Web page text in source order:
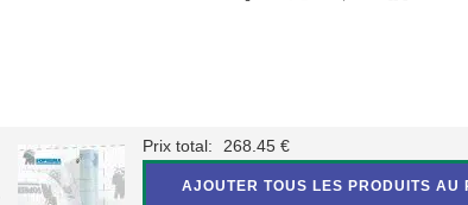
Prix total: 268.45 €
AJOUTER TOUS LES PRODUITS AU